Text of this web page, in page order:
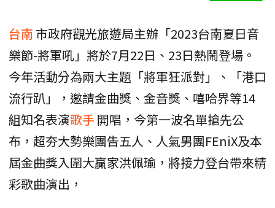
台南市政府觀光旅遊局主辦「2023台南夏日音
樂節-將軍吼」將於7月22日、23日熱鬧登場。
今年活動分為兩大主題「將軍狂派對」、「港口
流行趴」，邀請金曲獎、金音獎、嘻哈界等14
組知名表演歌手開唱，今第一波名單搶先公
布，超夯大勢樂團告五人、人氣男團FEniX及本
屆金曲獎入圍大贏家洪佩瑜，將接力登台帶來精
彩歌曲演出，